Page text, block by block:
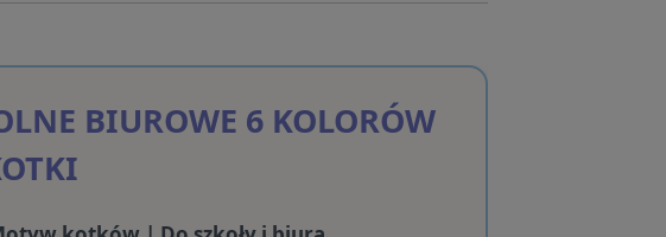
BIUROWE 6 KOLORÓW